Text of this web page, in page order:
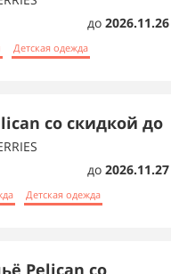
до 2026.11.26
Детская одежда
со скидкой до
до 2026.11.27
Детская одежда
Pelican со